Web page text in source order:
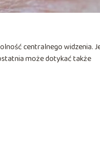
centralnego widzenia.
może dotykać także